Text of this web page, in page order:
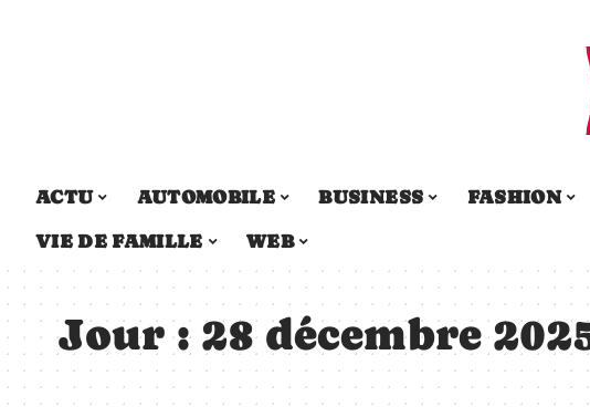
ACTU AUTOMOBILE BUSINESS FASHION
VIE DE FAMILLE
WEB
Jour : 28 décembre